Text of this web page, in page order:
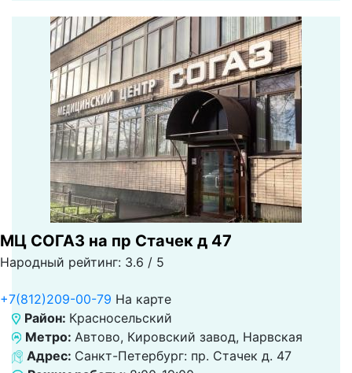
МЦ СОГАЗ на пр Стачек д 47
Народный рейтинг: 3.6 / 5
+7(812)209-00-79 На карте
Район: Красносельский
Метро: Автово, Кировский завод, Нарвская
Адрес: Санкт-Петербург: пр. Стачек д. 47